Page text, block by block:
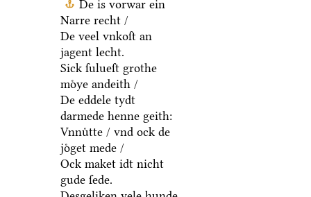
De is vorwar ein
Narre recht /
De veel vnkoſt an
jagent lecht.
Sick ſulueſt grothe
moͤye andeith /
De eddele tydt
darmede henne geith:
Vnnuͤtte / vnd ock de
joͤget mede /
Ock maket idt nicht
gude ſede.